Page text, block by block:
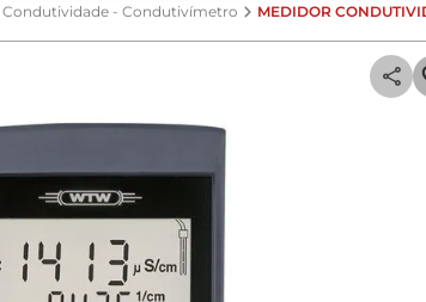
Condutividade - Condutivímetro MEDIDOR